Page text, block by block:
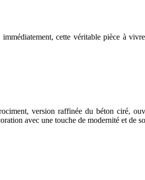
cette véritable pièce à
version raffinée du béton ciré,
avec une touche de modernité et de